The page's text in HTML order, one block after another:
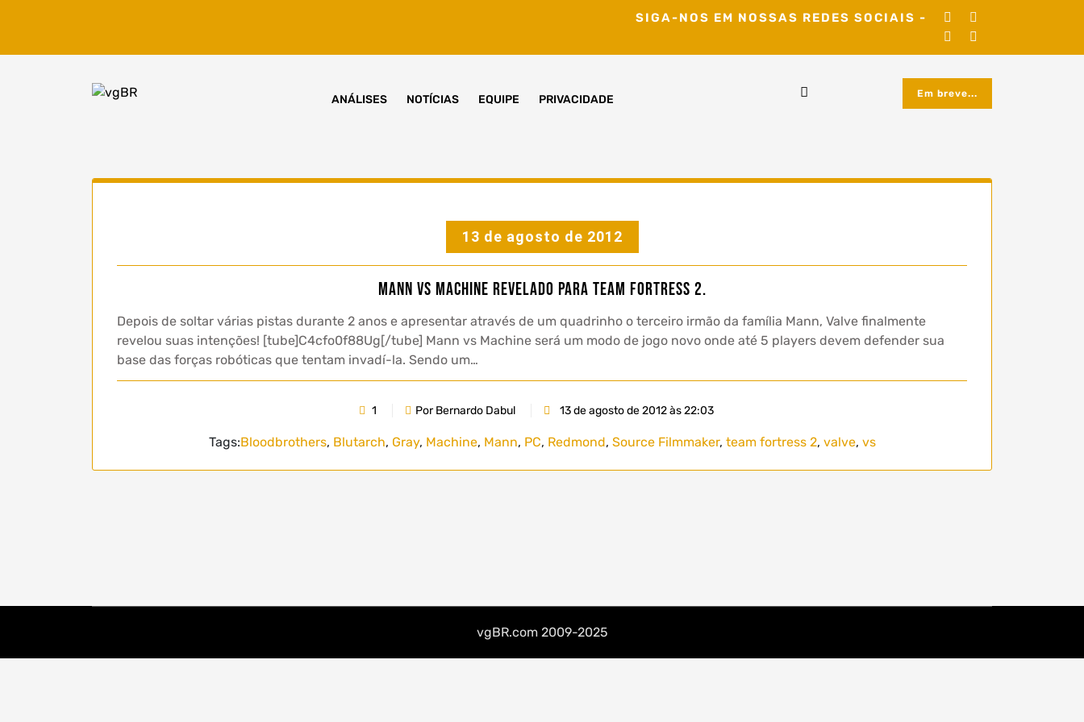
SIGA-NOS EM NOSSAS REDES SOCIAIS -
ANÁLISES NOTÍCIAS EQUIPE PRIVACIDADE Em breve...
13 de agosto de 2012
Mann vs Machine Revelado Para Team Fortress 2.
Depois de soltar várias pistas durante 2 anos e apresentar através de um quadrinho o terceiro irmão da família Mann, Valve finalmente
revelou suas intenções! [tube]C4cfo0f88Ug[/tube] Mann vs Machine será um modo de jogo novo onde até 5 players devem defender sua
base das forças robóticas que tentam invadí-la. Sendo um…
1 Por Bernardo Dabul 13 de agosto de 2012 às 22:03
Tags:Bloodbrothers, Blutarch, Gray, Machine, Mann, PC, Redmond, Source Filmmaker, team fortress 2, valve, vs
vgBR.com 2009-2025